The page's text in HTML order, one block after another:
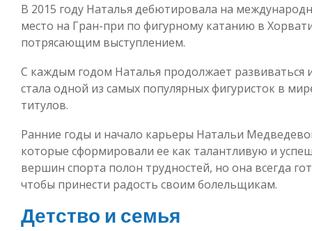
В 2015 году Наталья дебютировала на
место на Гран-при по фигурному катанию в
потрясающим выступлением.
С каждым годом Наталья продолжает развиваться
стала одной из самых популярных фигуристок в
титулов.
Ранние годы и начало карьеры Натальи
которые сформировали ее как талантливую и
вершин спорта полон трудностей, но она всегда
чтобы принести радость своим болельщикам.
Детство и семья